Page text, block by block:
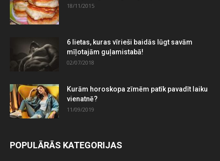
18/11/2015
6 lietas, kuras vīrieši baidās lūgt savām
mīļotajām guļamistabā!
02/07/2018
Kurām horoskopa zīmēm patīk pavadīt laiku
vienatnē?
11/09/2019
POPULĀRĀS KATEGORIJAS